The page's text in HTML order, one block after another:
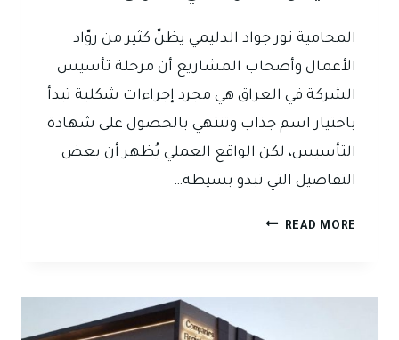
المحامية نور جواد الدليمي يظنّ كثير من روّاد
الأعمال وأصحاب المشاريع أن مرحلة تأسيس
الشركة في العراق هي مجرد إجراءات شكلية تبدأ
باختيار اسم جذاب وتنتهي بالحصول على شهادة
التأسيس، لكن الواقع العملي يُظهر أن بعض
التفاصيل التي تبدو بسيطة…
READ MORE اسم
بسيطة